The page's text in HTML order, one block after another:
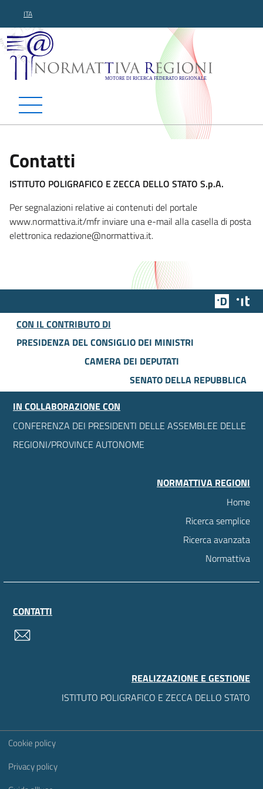
ITA
Normattiva Regioni -
Contatti
ISTITUTO POLIGRAFICO E ZECCA DELLO STATO S.p.A.
Per segnalazioni relative ai contenuti del portale
www.normattiva.it/mfr inviare una e-mail alla casella di posta
elettronica redazione@normattiva.it.
Team
CON IL CONTRIBUTO DI
PRESIDENZA DEL CONSIGLIO DEI MINISTRI
CAMERA DEI DEPUTATI
SENATO DELLA REPUBBLICA
IN COLLABORAZIONE CON
CONFERENZA DEI PRESIDENTI DELLE ASSEMBLEE DELLE
REGIONI/PROVINCE AUTONOME
NORMATTIVA REGIONI
Home
Ricerca semplice
Ricerca avanzata
Normattiva
CONTATTI
REALIZZAZIONE E GESTIONE
ISTITUTO POLIGRAFICO E ZECCA DELLO STATO
Sezione Link Utili
Cookie policy
Privacy policy